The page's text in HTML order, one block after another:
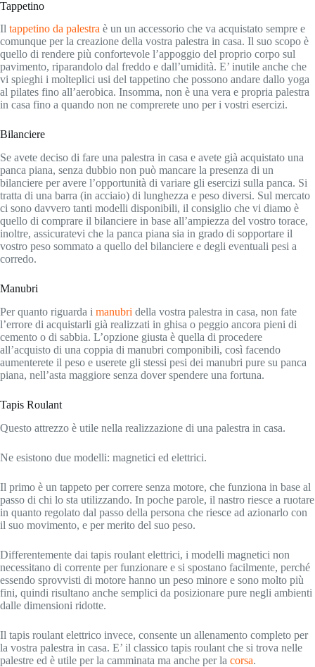
Tappetino
Il tappetino da palestra è un un accessorio che va acquistato sempre e
comunque per la creazione della vostra palestra in casa. Il suo scopo è
quello di rendere più confortevole l’appoggio del proprio corpo sul
pavimento, riparandolo dal freddo e dall’umidità. E’ inutile anche che
vi spieghi i molteplici usi del tappetino che possono andare dallo yoga
al pilates fino all’aerobica. Insomma, non è una vera e propria palestra
in casa fino a quando non ne comprerete uno per i vostri esercizi.
Bilanciere
Se avete deciso di fare una palestra in casa e avete già acquistato una
panca piana, senza dubbio non può mancare la presenza di un
bilanciere per avere l’opportunità di variare gli esercizi sulla panca. Si
tratta di una barra (in acciaio) di lunghezza e peso diversi. Sul mercato
ci sono davvero tanti modelli disponibili, il consiglio che vi diamo è
quello di comprare il bilanciere in base all’ampiezza del vostro torace,
inoltre, assicuratevi che la panca piana sia in grado di sopportare il
vostro peso sommato a quello del bilanciere e degli eventuali pesi a
corredo.
Manubri
Per quanto riguarda i manubri della vostra palestra in casa, non fate
l’errore di acquistarli già realizzati in ghisa o peggio ancora pieni di
cemento o di sabbia. L’opzione giusta è quella di procedere
all’acquisto di una coppia di manubri componibili, così facendo
aumenterete il peso e userete gli stessi pesi dei manubri pure su panca
piana, nell’asta maggiore senza dover spendere una fortuna.
Tapis Roulant
Questo attrezzo è utile nella realizzazione di una palestra in casa.
Ne esistono due modelli: magnetici ed elettrici.
Il primo è un tappeto per correre senza motore, che funziona in base al
passo di chi lo sta utilizzando. In poche parole, il nastro riesce a ruotare
in quanto regolato dal passo della persona che riesce ad azionarlo con
il suo movimento, e per merito del suo peso.
Differentemente dai tapis roulant elettrici, i modelli magnetici non
necessitano di corrente per funzionare e si spostano facilmente, perché
essendo sprovvisti di motore hanno un peso minore e sono molto più
fini, quindi risultano anche semplici da posizionare pure negli ambienti
dalle dimensioni ridotte.
Il tapis roulant elettrico invece, consente un allenamento completo per
la vostra palestra in casa. E’ il classico tapis roulant che si trova nelle
palestre ed è utile per la camminata ma anche per la corsa.